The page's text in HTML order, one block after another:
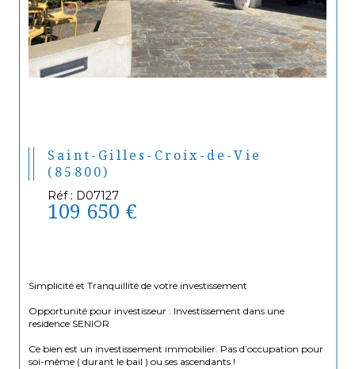
Saint-Gilles-Croix-de-Vie
(85800)
Réf : D07127
109 650 €
Simplicité et Tranquillité de votre investissement
Opportunité pour investisseur : Investissement dans une
residence SENIOR
Ce bien est un investissement immobilier. Pas d’occupation pour
soi-même ( durant le bail ) ou ses ascendants !